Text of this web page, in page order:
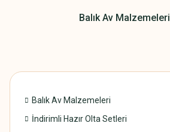
Balık Av Malzemeleri
Balık Av Malzemeleri
İndirimli Hazır Olta Setleri